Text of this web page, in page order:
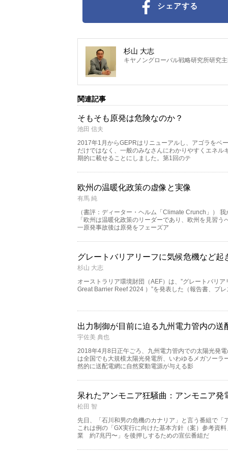
シェアする
杉山 大志
キヤノングローバル戦略研究所研究
関連記事
そもそも原発は危険なのか？
池田 信夫
2017年1月からGEPRはリニューアルし、アゴラをベ
だけではなく、一般のみなさんにわかりやすくエネ
期的に載せることにしました。第1回のテ
欧州の温暖化政策の虚像と実像
有馬 純
（書評：ディーター・ヘルム「Climate Crunch」）
「欧州は温暖化政策のリーダーであり、欧州を見習
一原発事故後は原発をフェーズア
グレートバリアリーフに気候危機など起
杉山 大志
オーストラリア環境財団（AEF）は、”グレートバリ
Great Barrier Reef 2024 ）”を発表した（報告書、プ
出力制御が目前に迫る九州電力管内の送
宇佐美 典也
2018年4月8日正午ごろ、九州電力管内での太陽光発
は全国でも大規模太陽光発電所、いわゆるメガソー
然的に送配電網に自然変動電源が与える影
呆れたアンモニア狂騒曲：アンモニア発
松田 智
先日、「石川和男の危機のカナリア」と言う番組で
これは例の「GX実行に向けた基本方針（案）参考資
業 約7兆円〜」を後押しするための宣伝番組だ